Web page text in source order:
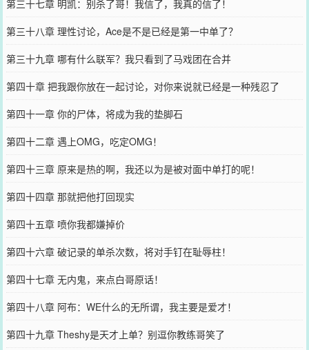
第三十七章 明凯：别杀了哥！我信了，我真的信了！
第三十八章 理性讨论，Ace是不是已经是第一中单了？
第三十九章 哪有什么联军？我只看到了马戏团在合并
第四十章 把我跟你放在一起讨论，对你来说就已经是一种残忍了
第四十一章 你的尸体，将成为我的垫脚石
第四十二章 遇上OMG，吃定OMG！
第四十三章 原来是热的啊，我还以为是被对面中单打的呢！
第四十四章 那就把他打回现实
第四十五章 喷你我都嫌掉价
第四十六章 破记录的单杀次数，将对手钉在耻辱柱！
第四十七章 无内鬼，来点白哥原话！
第四十八章 阿布：WE什么的无所谓，我主要是爱才！
第四十九章 Theshy是天才上单？别逗你教练哥笑了